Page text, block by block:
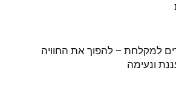
למקלחת – להפוך את החוויה
ונעימה